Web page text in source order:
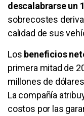
descalabrarse un
sobrecostes
calidad de sus
Los beneficios
primera mitad de
millones de
La compañía
costos por las